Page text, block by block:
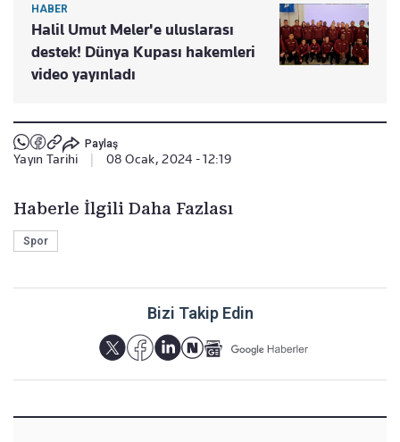
HABER
Halil Umut Meler'e uluslarası
destek! Dünya Kupası hakemleri
video yayınladı
Paylaş
Yayın Tarihi 08 Ocak, 2024 - 12:19
Haberle İlgili Daha Fazlası
Spor
Bizi Takip Edin